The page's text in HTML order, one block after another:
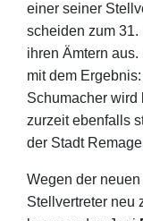
einer seiner
scheiden zum
ihren Ämtern
mit dem
Schumacher wird
zurzeit ebenfalls
der Stadt
Wegen der
Stellvertreter neu